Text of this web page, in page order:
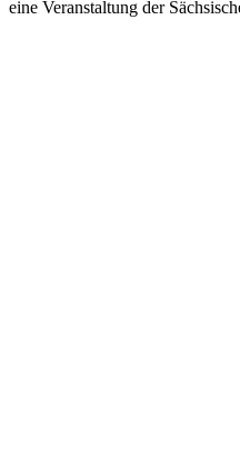
eine Veranstaltung der